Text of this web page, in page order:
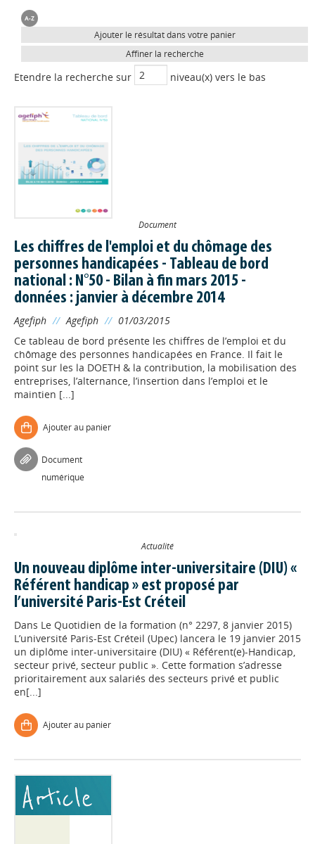
Ajouter le résultat dans votre panier
Affiner la recherche
Etendre la recherche sur niveau(x) vers le bas
Document
Les chiffres de l'emploi et du chômage des
personnes handicapées - Tableau de bord
national : N°50 - Bilan à fin mars 2015 -
données : janvier à décembre 2014
Agefiph // Agefiph // 01/03/2015
Ce tableau de bord présente les chiffres de l’emploi et du
chômage des personnes handicapées en France. Il fait le
point sur les la DOETH & la contribution, la mobilisation des
entreprises, l’alternance, l’insertion dans l’emploi et le
maintien [...]
Ajouter au panier
Document
numérique
Actualité
Un nouveau diplôme inter-universitaire (DIU) «
Référent handicap » est proposé par
l’université Paris-Est Créteil
Dans Le Quotidien de la formation (n° 2297, 8 janvier 2015)
L’université Paris-Est Créteil (Upec) lancera le 19 janvier 2015
un diplôme inter-universitaire (DIU) « Référent(e)-Handicap,
secteur privé, secteur public ». Cette formation s’adresse
prioritairement aux salariés des secteurs privé et public
en[...]
Ajouter au panier